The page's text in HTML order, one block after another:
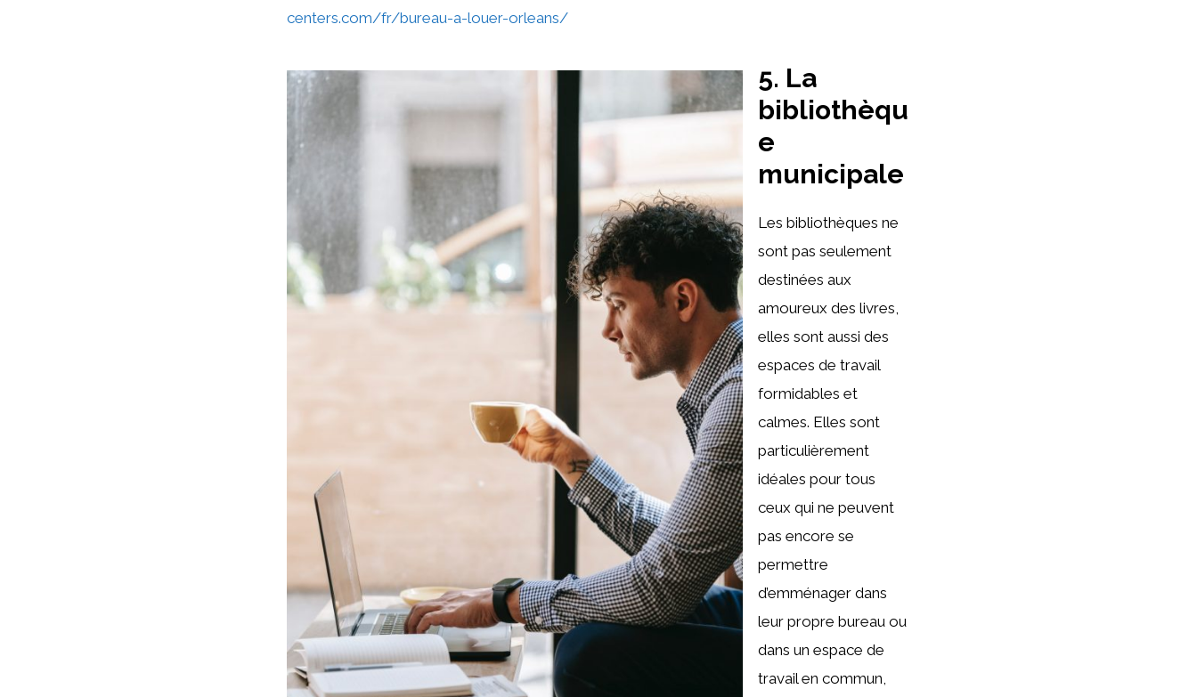
centers.com/fr/bureau-a-louer-orleans/
5. La
bibliothèqu
e
municipale
Les bibliothèques ne
sont pas seulement
destinées aux
amoureux des livres,
elles sont aussi des
espaces de travail
formidables et
calmes. Elles sont
particulièrement
idéales pour tous
ceux qui ne peuvent
pas encore se
permettre
d’emménager dans
leur propre bureau ou
dans un espace de
travail en commun,